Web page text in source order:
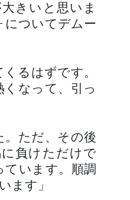
きいと思いま
についてデムー
るはずです。
なって、引っ
。ただ、その後
負けただけで
います。順調
ます」